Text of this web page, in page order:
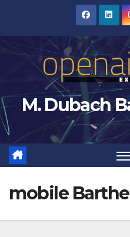
M. Dubach
mobile